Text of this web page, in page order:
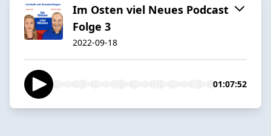
Im Osten viel Neues Podcast
Folge 3
2022-09-18
01:07:52